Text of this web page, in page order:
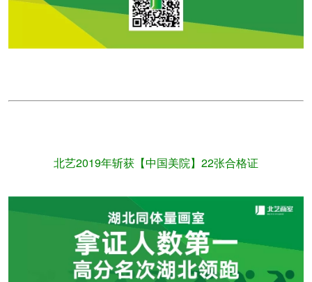
北艺2019年斩获【中国美院】22张合格证